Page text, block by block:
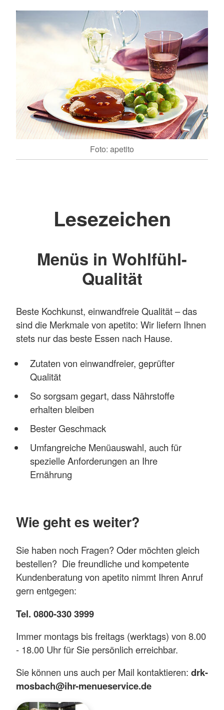
Foto: apetito
Lesezeichen
Menüs in Wohlfühl-
Qualität
Beste Kochkunst, einwandfreie Qualität – das
sind die Merkmale von apetito: Wir liefern Ihnen
stets nur das beste Essen nach Hause.
Zutaten von einwandfreier, geprüfter
Qualität
So sorgsam gegart, dass Nährstoffe
erhalten bleiben
Bester Geschmack
Umfangreiche Menüauswahl, auch für
spezielle Anforderungen an Ihre
Ernährung
Wie geht es weiter?
Sie haben noch Fragen? Oder möchten gleich
bestellen? Die freundliche und kompetente
Kundenberatung von apetito nimmt Ihren Anruf
gern entgegen:
Tel. 0800-330 3999
Immer montags bis freitags (werktags) von 8.00
- 18.00 Uhr für Sie persönlich erreichbar.
Sie können uns auch per Mail kontaktieren: drk-
mosbach@ihr-menueservice.de